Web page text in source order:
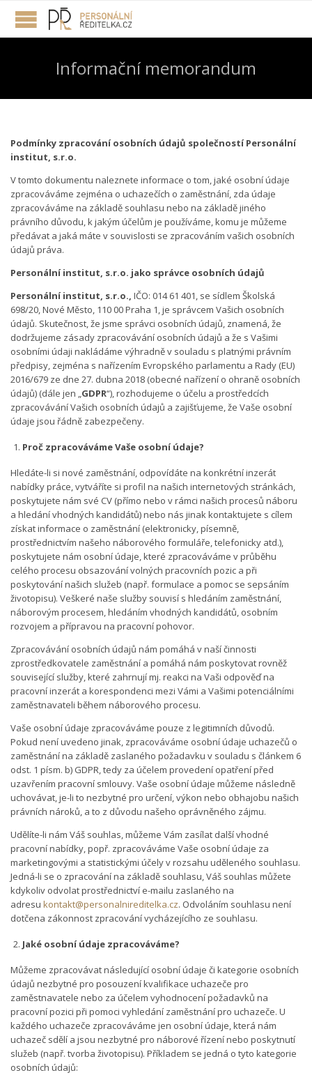
Informační memorandum
Podmínky zpracování osobních údajů společností Personální
institut, s.r.o.
V tomto dokumentu naleznete informace o tom, jaké osobní údaje
zpracováváme zejména o uchazečích o zaměstnání, zda údaje
zpracováváme na základě souhlasu nebo na základě jiného
právního důvodu, k jakým účelům je používáme, komu je můžeme
předávat a jaká máte v souvislosti se zpracováním vašich osobních
údajů práva.
Personální institut, s.r.o. jako správce osobních údajů
Personální institut, s.r.o., IČO: 014 61 401, se sídlem Školská
698/20, Nové Město, 110 00 Praha 1, je správcem Vašich osobních
údajů. Skutečnost, že jsme správci osobních údajů, znamená, že
dodržujeme zásady zpracovávání osobních údajů a že s Vašimi
osobními údaji nakládáme výhradně v souladu s platnými právním
předpisy, zejména s nařízením Evropského parlamentu a Rady (EU)
2016/679 ze dne 27. dubna 2018 (obecné nařízení o ohraně osobních
údajů) (dále jen „GDPR“), rozhodujeme o účelu a prostředcích
zpracovávání Vašich osobních údajů a zajišťujeme, že Vaše osobní
údaje jsou řádně zabezpečeny.
Proč zpracováváme Vaše osobní údaje?
Hledáte-li si nové zaměstnání, odpovídáte na konkrétní inzerát
nabídky práce, vytváříte si profil na našich internetových stránkách,
poskytujete nám své CV (přímo nebo v rámci našich procesů náboru
a hledání vhodných kandidátů) nebo nás jinak kontaktujete s cílem
získat informace o zaměstnání (elektronicky, písemně,
prostřednictvím našeho náborového formuláře, telefonicky atd.),
poskytujete nám osobní údaje, které zpracováváme v průběhu
celého procesu obsazování volných pracovních pozic a při
poskytování našich služeb (např. formulace a pomoc se sepsáním
životopisu). Veškeré naše služby souvisí s hledáním zaměstnání,
náborovým procesem, hledáním vhodných kandidátů, osobním
rozvojem a přípravou na pracovní pohovor.
Zpracovávání osobních údajů nám pomáhá v naší činnosti
zprostředkovatele zaměstnání a pomáhá nám poskytovat rovněž
související služby, které zahrnují mj. reakci na Vaši odpověď na
pracovní inzerát a korespondenci mezi Vámi a Vašimi potenciálními
zaměstnavateli během náborového procesu.
Vaše osobní údaje zpracováváme pouze z legitimních důvodů.
Pokud není uvedeno jinak, zpracováváme osobní údaje uchazečů o
zaměstnání na základě zaslaného požadavku v souladu s článkem 6
odst. 1 písm. b) GDPR, tedy za účelem provedení opatření před
uzavřením pracovní smlouvy. Vaše osobní údaje můžeme následně
uchovávat, je-li to nezbytné pro určení, výkon nebo obhajobu našich
právních nároků, a to z důvodu našeho oprávněného zájmu.
Udělíte-li nám Váš souhlas, můžeme Vám zasílat další vhodné
pracovní nabídky, popř. zpracováváme Vaše osobní údaje za
marketingovými a statistickými účely v rozsahu uděleného souhlasu.
Jedná-li se o zpracování na základě souhlasu, Váš souhlas můžete
kdykoliv odvolat prostřednictví e-mailu zaslaného na
adresu kontakt@personalnireditelka.cz. Odvoláním souhlasu není
dotčena zákonnost zpracování vycházejícího ze souhlasu.
Jaké osobní údaje zpracováváme?
Můžeme zpracovávat následující osobní údaje či kategorie osobních
údajů nezbytné pro posouzení kvalifikace uchazeče pro
zaměstnavatele nebo za účelem vyhodnocení požadavků na
pracovní pozici při pomoci vyhledání zaměstnání pro uchazeče. U
každého uchazeče zpracováváme jen osobní údaje, která nám
uchazeč sdělí a jsou nezbytné pro náborové řízení nebo poskytnutí
služeb (např. tvorba životopisu). Příkladem se jedná o tyto kategorie
osobních údajů: